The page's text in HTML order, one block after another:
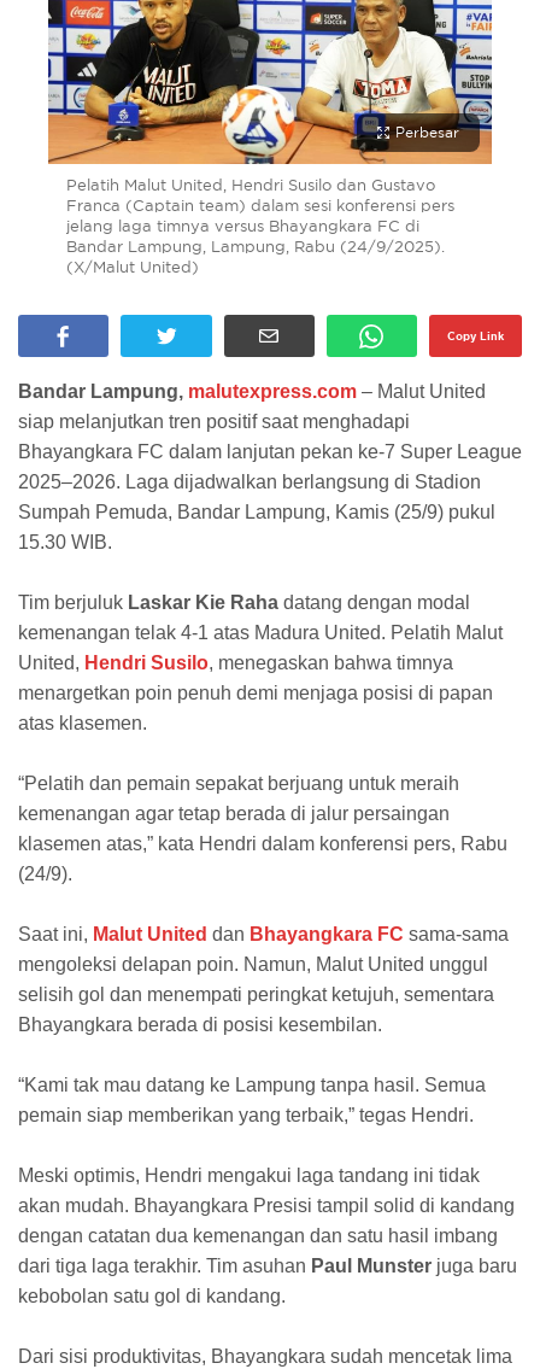
Perbesar
Pelatih Malut United, Hendri Susilo dan Gustavo
Franca (Captain team) dalam sesi konferensi pers
jelang laga timnya versus Bhayangkara FC di
Bandar Lampung, Lampung, Rabu (24/9/2025).
(X/Malut United)
Copy Link
Bandar Lampung, malutexpress.com – Malut United
siap melanjutkan tren positif saat menghadapi
Bhayangkara FC dalam lanjutan pekan ke-7 Super League
2025–2026. Laga dijadwalkan berlangsung di Stadion
Sumpah Pemuda, Bandar Lampung, Kamis (25/9) pukul
15.30 WIB.
Tim berjuluk Laskar Kie Raha datang dengan modal
kemenangan telak 4-1 atas Madura United. Pelatih Malut
United, Hendri Susilo, menegaskan bahwa timnya
menargetkan poin penuh demi menjaga posisi di papan
atas klasemen.
“Pelatih dan pemain sepakat berjuang untuk meraih
kemenangan agar tetap berada di jalur persaingan
klasemen atas,” kata Hendri dalam konferensi pers, Rabu
(24/9).
Saat ini, Malut United dan Bhayangkara FC sama-sama
mengoleksi delapan poin. Namun, Malut United unggul
selisih gol dan menempati peringkat ketujuh, sementara
Bhayangkara berada di posisi kesembilan.
“Kami tak mau datang ke Lampung tanpa hasil. Semua
pemain siap memberikan yang terbaik,” tegas Hendri.
Meski optimis, Hendri mengakui laga tandang ini tidak
akan mudah. Bhayangkara Presisi tampil solid di kandang
dengan catatan dua kemenangan dan satu hasil imbang
dari tiga laga terakhir. Tim asuhan Paul Munster juga baru
kebobolan satu gol di kandang.
Dari sisi produktivitas, Bhayangkara sudah mencetak lima